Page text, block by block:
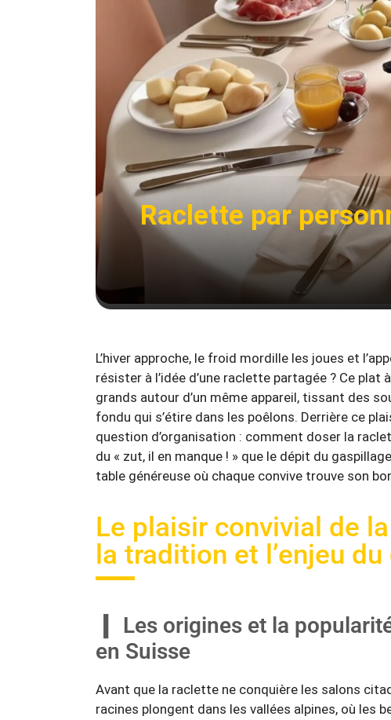
Raclette par
L’hiver approche, le froid mordille les joues et
résister à l’idée d’une raclette partagée ? Ce
grands autour d’un même appareil, tissant des
fondu qui s’étire dans les poêlons. Derrière ce
question d’organisation : comment doser la
du « zut, il en manque ! » que le dépit du
table généreuse où chaque convive trouve son
Le plaisir convivial de
la tradition et l’enjeu
Les origines et la
en Suisse
Avant que la raclette ne conquière les salons
racines plongent dans les vallées alpines, où les